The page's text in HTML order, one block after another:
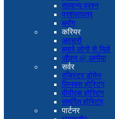
सामान्य प्रश्न
प्रशंसापत्र
ब्लॉग
करियर
अवसरों
हमारे लोगों से मिलें
जीवन @ अम्मैया
सर्वर
रजिस्टर डोमेन
लिनक्स होस्टिंग
वीपीएस होस्टिंग
समर्पित होस्टिंग
पार्टनर